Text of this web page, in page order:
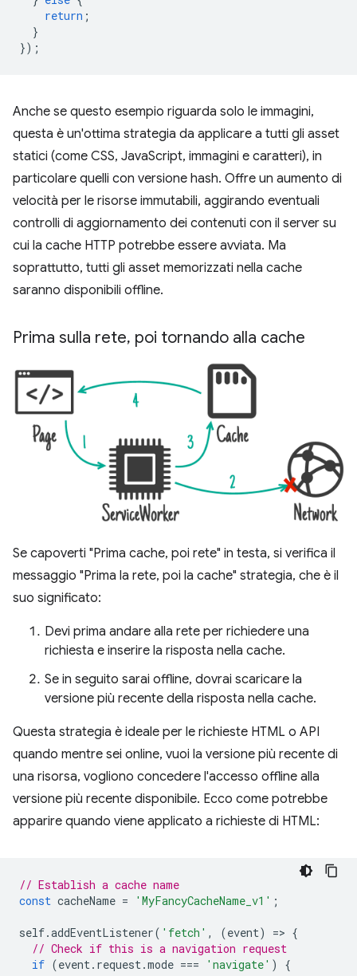
return ;
}
});
Anche se questo esempio riguarda solo le immagini,
questa è un'ottima strategia da applicare a tutti gli asset
statici (come CSS, JavaScript, immagini e caratteri), in
particolare quelli con versione hash. Offre un aumento di
velocità per le risorse immutabili, aggirando eventuali
controlli di aggiornamento dei contenuti con il server su
cui la cache HTTP potrebbe essere avviata. Ma
soprattutto, tutti gli asset memorizzati nella cache
saranno disponibili offline.
Prima sulla rete, poi tornando alla cache
Se capoverti "Prima cache, poi rete" in testa, si verifica il
messaggio "Prima la rete, poi la cache" strategia, che è il
suo significato:
Devi prima andare alla rete per richiedere una
richiesta e inserire la risposta nella cache.
Se in seguito sarai offline, dovrai scaricare la
versione più recente della risposta nella cache.
Questa strategia è ideale per le richieste HTML o API
quando mentre sei online, vuoi la versione più recente di
una risorsa, vogliono concedere l'accesso offline alla
versione più recente disponibile. Ecco come potrebbe
apparire quando viene applicato a richieste di HTML:
// Establish a cache name
const cacheName = 'MyFancyCacheName_v1' ;
self.addEventListener( 'fetch' , (event) => {
// Check if this is a navigation request
if (event. request.mode === 'navigate' )
{